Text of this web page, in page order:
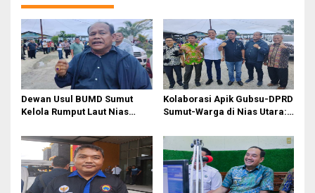
Dewan Usul BUMD Sumut
Kelola Rumput Laut Nias
Kolaborasi Apik Gubsu-DPRD
Sumut-Warga di Nias Utara:
Akhirnya Diperbaiki